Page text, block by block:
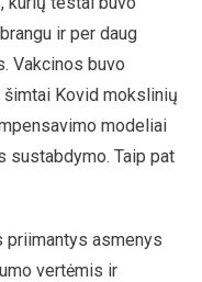
ir per daug
Vakcinos buvo
Kovid mokslinių
modeliai
sustabdymo. Taip pat
priimantys asmenys
vertėmis ir